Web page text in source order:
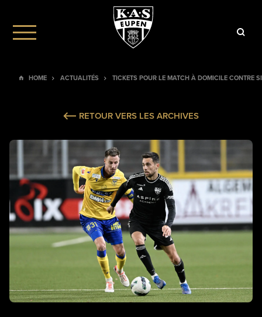
HOME ACTUALITÉS TICKETS POUR LE MATCH À DOMICILE CONTRE
RETOUR VERS LES ARCHIVES